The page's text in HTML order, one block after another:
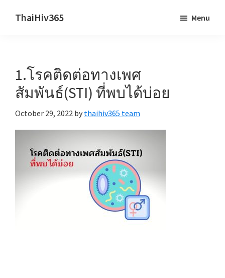
ThaiHiv365
behind.
Menu
1.โรคติดต่อทางเพศ
สัมพันธ์(STI) ที่พบได้บ่อย
October 29, 2022 by thaihiv365 team